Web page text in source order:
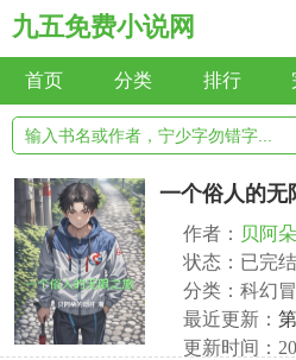
九五免费小说网
首页 分类 排行
一个俗人的无
作者： 贝阿
状态：已完结
分类：科幻
最近更新： 第
更新时间：